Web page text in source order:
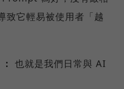
致它輕易被使用者「越
也就是我們日常與 AI